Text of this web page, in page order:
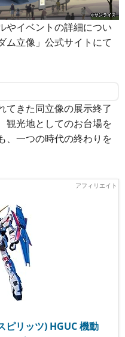
やイベントの詳細につい
ム立像」公式サイトにて
てきた同立像の展示終了
観光地としてのお台場を
、一つの時代の終わりを
ピリッツ) HGUC 機動